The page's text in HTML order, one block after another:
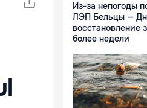
Из-за непогоды
ЛЭП Бельцы —
восстановление
более недели